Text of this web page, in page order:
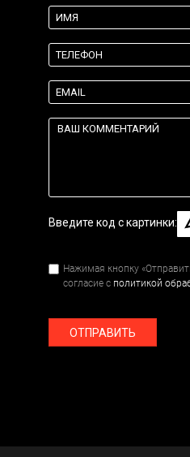
Введите код с картинки:
Нажимая кнопку
согласие с политикой
ОТПРАВИТЬ